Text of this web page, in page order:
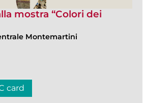
mostra “Colori dei
Montemartini
card